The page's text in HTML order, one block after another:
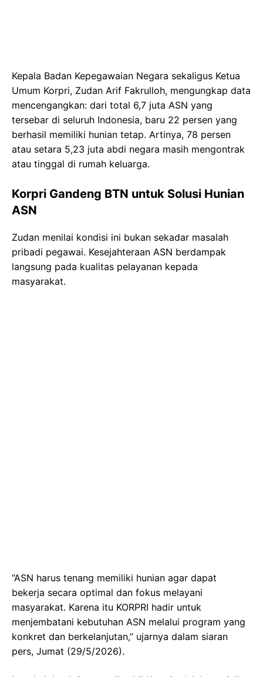
Kepala Badan Kepegawaian Negara sekaligus Ketua
Umum Korpri, Zudan Arif Fakrulloh, mengungkap data
mencengangkan: dari total 6,7 juta ASN yang
tersebar di seluruh Indonesia, baru 22 persen yang
berhasil memiliki hunian tetap. Artinya, 78 persen
atau setara 5,23 juta abdi negara masih mengontrak
atau tinggal di rumah keluarga.
Korpri Gandeng BTN untuk Solusi Hunian
ASN
Zudan menilai kondisi ini bukan sekadar masalah
pribadi pegawai. Kesejahteraan ASN berdampak
langsung pada kualitas pelayanan kepada
masyarakat.
“ASN harus tenang memiliki hunian agar dapat
bekerja secara optimal dan fokus melayani
masyarakat. Karena itu KORPRI hadir untuk
menjembatani kebutuhan ASN melalui program yang
konkret dan berkelanjutan,” ujarnya dalam siaran
pers, Jumat (29/5/2026).